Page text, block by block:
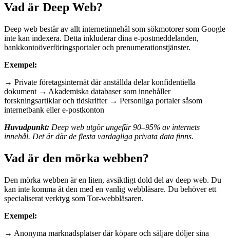
Vad är Deep Web?
Deep web består av allt internetinnehål som sökmotorer som Google
inte kan indexera. Detta inkluderar dina e-postmeddelanden,
bankkontoöverföringsportaler och prenumerationstjänster.
Exempel:
→ Private företagsinternät där anställda delar konfidentiella
dokument → Akademiska databaser som innehåller
forskningsartiklar och tidskrifter → Personliga portaler såsom
internetbank eller e-postkonton
Huvudpunkt: Deep web utgör ungefär 90–95% av internets
innehål. Det är där de flesta vardagliga privata data finns.
Vad är den mörka webben?
Den mörka webben är en liten, avsiktligt dold del av deep web. Du
kan inte komma åt den med en vanlig webbläsare. Du behöver ett
specialiserat verktyg som Tor-webbläsaren.
Exempel:
→ Anonyma marknadsplatser där köpare och säljare döljer sina